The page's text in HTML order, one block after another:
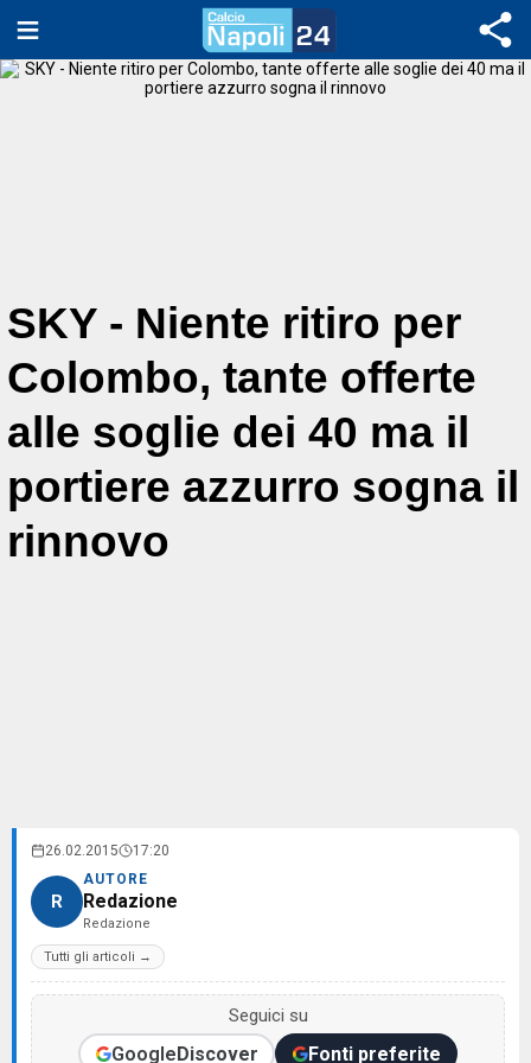
SKY - Niente ritiro per
Colombo, tante offerte
alle soglie dei 40 ma il
portiere azzurro sogna il
rinnovo
26.02.2015 17:20
R
AUTORE
Redazione
Redazione
Tutti gli articoli →
Seguici su
GoogleDiscover Fonti preferite